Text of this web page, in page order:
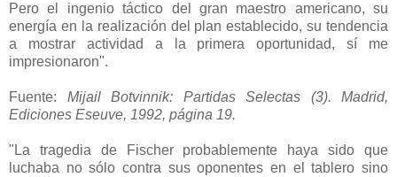
Pero el ingenio táctico del gran maestro americano, su
energía en la realización del plan establecido, su tendencia
a mostrar actividad a la primera oportunidad, sí me
impresionaron".
Fuente: Mijail Botvinnik: Partidas Selectas (3). Madrid,
Ediciones Eseuve, 1992, página 19.
"La tragedia de Fischer probablemente haya sido que
luchaba no sólo contra sus oponentes en el tablero sino